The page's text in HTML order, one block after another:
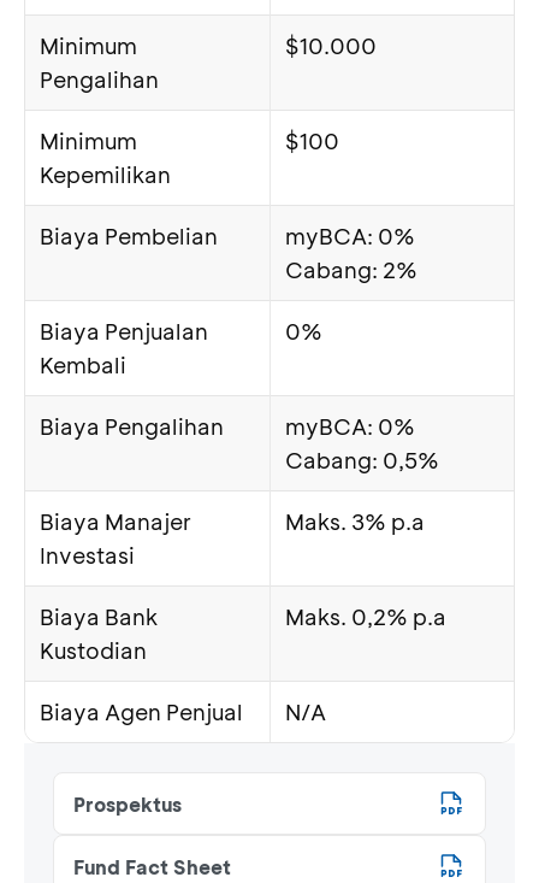
Minimum
Pengalihan
$10.000
Minimum
Kepemilikan
$100
Biaya Pembelian
myBCA: 0%
Cabang: 2%
Biaya Penjualan
Kembali
0%
Biaya Pengalihan
myBCA: 0%
Cabang: 0,5%
Biaya Manajer
Investasi
Maks. 3% p.a
Biaya Bank
Kustodian
Maks. 0,2% p.a
Biaya Agen Penjual N/A
Prospektus
Fund Fact Sheet